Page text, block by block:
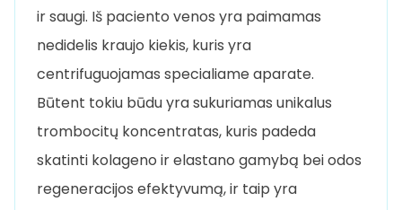
ir saugi. Iš paciento venos yra paimamas
nedidelis kraujo kiekis, kuris yra
centrifuguojamas specialiame aparate.
Būtent tokiu būdu yra sukuriamas unikalus
trombocitų koncentratas, kuris padeda
skatinti kolageno ir elastano gamybą bei odos
regeneracijos efektyvumą, ir taip yra